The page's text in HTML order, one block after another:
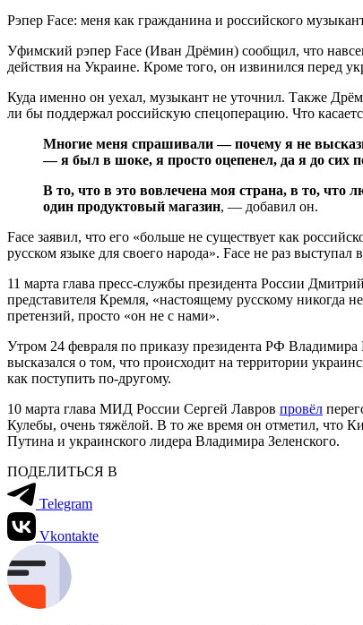
Рэпер Face: меня как гражданина и российского
Уфимский рэпер Face (Иван Дрёмин) сообщил, что
действия на Украине. Кроме того, он извинился перед
Куда именно он уехал, музыкант не уточнил. Также
ли бы поддержал российскую спецоперацию. Что
Многие меня спрашивали — почему я не
— я был в шоке, я просто оцепенел, да я до сих
В то, что в это вовлечена моя страна, в то, что
один продуктовый магазин, — добавил он.
Face заявил, что его «больше не существует как
русском языке для своего народа». Face не раз
11 марта глава пресс-службы президента России
представителя Кремля, «настоящему русскому никогда
претензий, просто «он не с нами».
Утром 24 февраля по приказу президента РФ Владимира
высказался о том, что происходит на территории
как поступить по-другому.
10 марта глава МИД России Сергей Лавров провёл
Кулебы, очень тяжёлой. В то же время он отметил, что
Путина и украинского лидера Владимира Зеленского.
ПОДЕЛИТЬСЯ В
Telegram
Vkontakte